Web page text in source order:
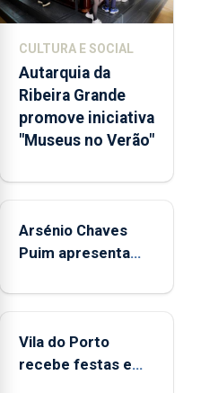
núcleos
integrados
na
Rede
Municipal
de
aos
durante
o
de
entre
as
CULTURA E SOCIAL
Autarquia da
Ribeira Grande
promove iniciativa
"Museus no Verão"
Arsénio Chaves
Puim apresenta
de Vila do Porto
Vila do Porto
recebe festas em